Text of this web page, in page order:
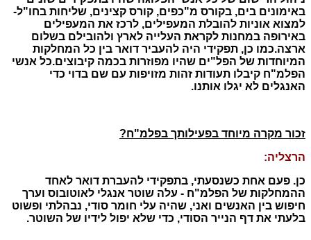
באימונים בים, בקורס מ"כפים, קורס קצינים, שליחות בחו"ל-
למצוא אוניות להובלת המעפילים, לרכז את המעפילים
באירופה במחנות לקראת העלייה לארץ ולהובילם בשלום
ארצה.כמו כן, תפקידי היה להעביר דואר בין כל המחלקות
המיוחדות של הפל"ים שהיו מפוזרות בכמה קיבוצים.כל אנשי
הפלמ"ח קיבלו תעודות זהות מזויפות עם שם בדוי כדי
האנגלים לא יגלו אותנו.
זכור מקרה מיוחד בפעילותך בפלמ"ח?
הרצליה:
כן. פעם אחת כשנסעתי, בתפקידי להעברת דואר לאחד
ההמחלקות של הפלמ"ח - עלה שוטר אנגלי לאוטובוס וערך
חיפוש בין האנשים ואני, שהיה עלי חומר סודי, נבהלתי ופשוט
בלעתי את דף הנייר הסודי, כדי שלא יפול לידיו של השוטר.